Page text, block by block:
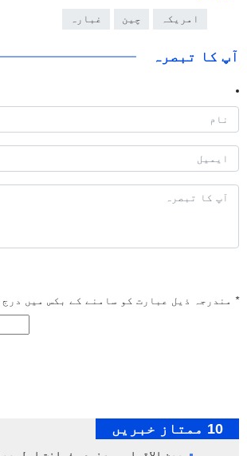
امریکہ چین غبارہ
آپ کا تبصرہ
* مندرجہ ذیل عبارت کو سامنے کے بکس میں درج
10 ممتاز خبریں